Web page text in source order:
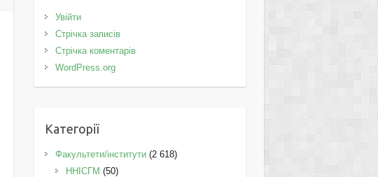
Увійти
Стрічка записів
Стрічка коментарів
WordPress.org
Категорії
Факультети/інститути(2 618)
ННІСГМ (50)